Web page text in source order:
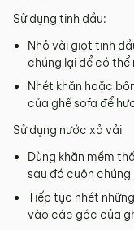
Sử dụng tinh dầu:
Nhỏ vài giọt tinh
chúng lại để có
Nhét khăn hoặc
của ghế sofa để
Sử dụng nước xả vải
Dùng khăn mềm
sau đó cuộn chúng
Tiếp tục nhét
vào các góc của